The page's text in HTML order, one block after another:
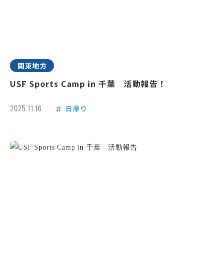
関東地方
USF Sports Camp in 千葉 活動報告！
2025.11.16 日帰り